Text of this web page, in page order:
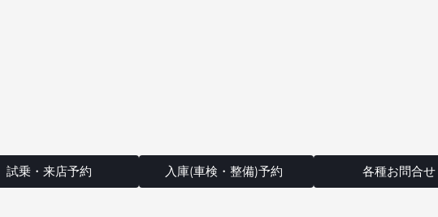
試乗・来店予約 入庫(車検・整備)予約 各種お問合せ